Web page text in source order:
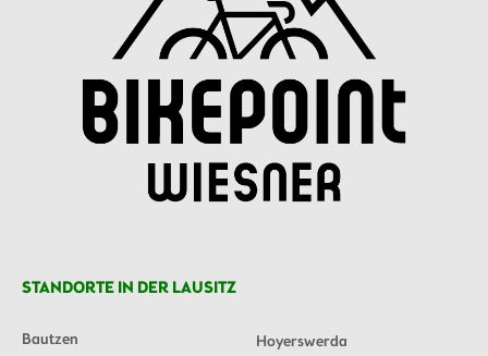
STANDORTE IN DER LAUSITZ
Bautzen
Hoyerswerda